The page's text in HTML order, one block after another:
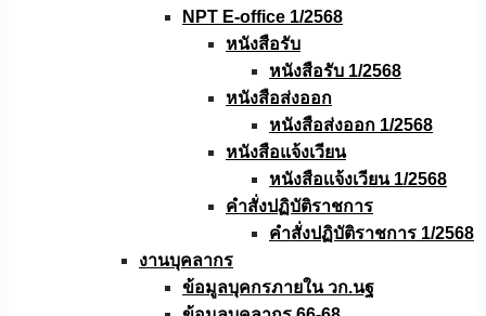
NPT E-office 1/2568
หนังสือรับ
หนังสือรับ 1/2568
หนังสือส่งออก
หนังสือส่งออก 1/2568
หนังสือแจ้งเวียน
หนังสือเเจ้งเวียน 1/2568
คำสั่งปฏิบัติราชการ
คำสั่งปฏิบัติราชการ 1/2568
งานบุคลากร
ข้อมูลบุคกรภายใน วก.นฐ